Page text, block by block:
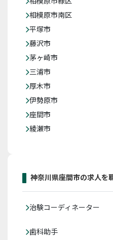
相模原市南区
平塚市
藤沢市
茅ヶ崎市
三浦市
厚木市
伊勢原市
座間市
綾瀬市
神奈川県座間市の求人を
治験コーディネーター
歯科助手